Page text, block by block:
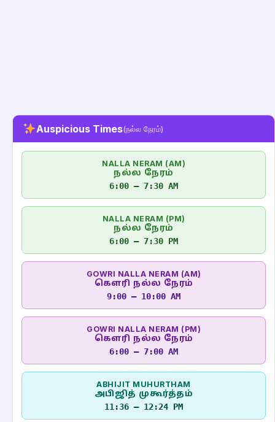
Auspicious Times(நல்ல நேரம்)
NALLA NERAM (AM)
நல்ல நேரம்
6:00 – 7:30 AM
NALLA NERAM (PM)
நல்ல நேரம்
6:00 – 7:30 PM
GOWRI NALLA NERAM (AM)
கௌரி நல்ல நேரம்
9:00 – 10:00 AM
GOWRI NALLA NERAM (PM)
கௌரி நல்ல நேரம்
6:00 – 7:00 AM
ABHIJIT MUHURTHAM
அபிஜித் முகூர்த்தம்
11:36 – 12:24 PM